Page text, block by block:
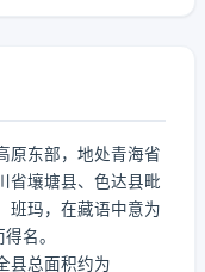
原东部，地处青海省
省壤塘县、色达县毗
班玛，在藏语中意为
名。
县总面积约为